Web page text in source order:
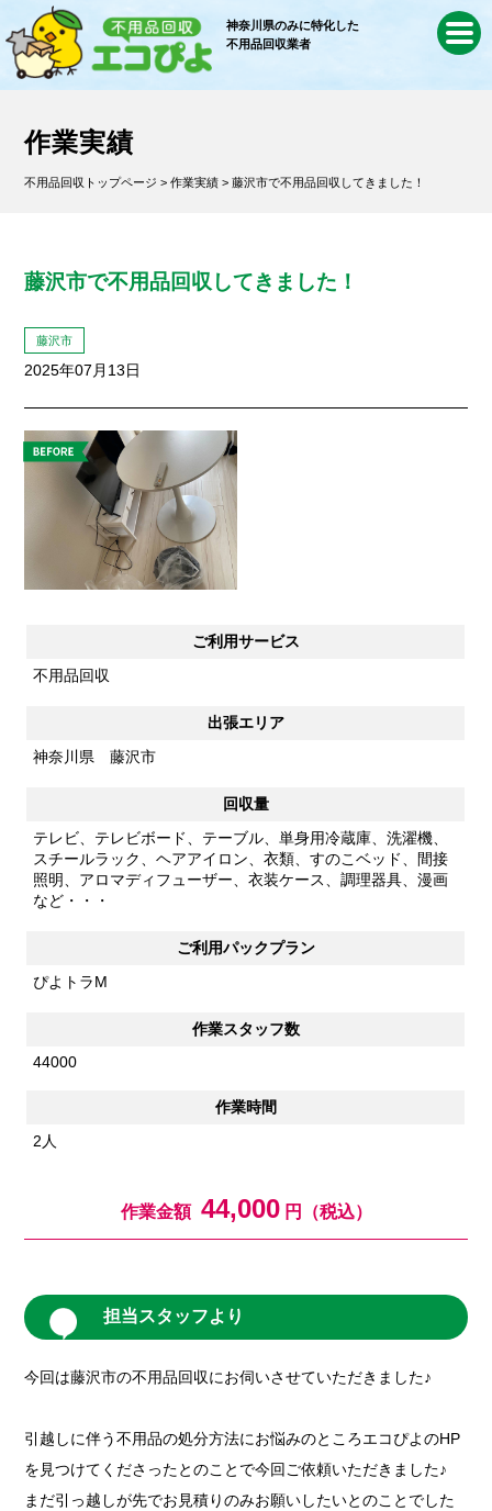
神奈川県のみに特化した
不用品回収業者
作業実績
不用品回収トップページ >作業実績 > 藤沢市で不用品回収してきました！
藤沢市で不用品回収してきました！
藤沢市
2025年07月13日
ご利用サービス
不用品回収
出張エリア
神奈川県 藤沢市
回収量
テレビ、テレビボード、テーブル、単身用冷蔵庫、洗濯機、
スチールラック、ヘアアイロン、衣類、すのこベッド、間接
照明、アロマディフューザー、衣装ケース、調理器具、漫画
など・・・
ご利用パックプラン
ぴよトラM
作業スタッフ数
44000
作業時間
2人
作業金額 44,000円（税込）
担当スタッフより
今回は藤沢市の不用品回収にお伺いさせていただきました♪
引越しに伴う不用品の処分方法にお悩みのところエコぴよのHP
を見つけてくださったとのことで今回ご依頼いただきました♪
まだ引っ越しが先でお見積りのみお願いしたいとのことでした